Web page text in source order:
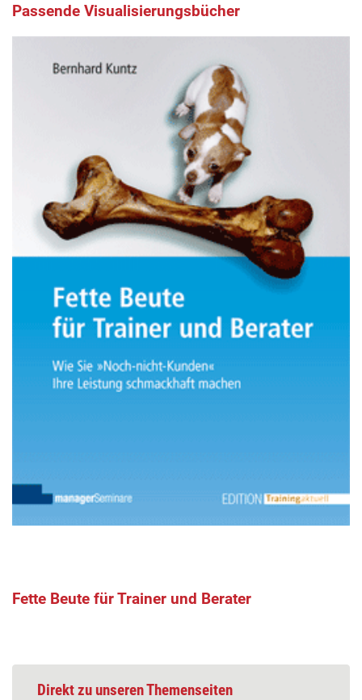
Passende Visualisierungsbücher
Fette Beute für Trainer und Berater
Direkt zu unseren Themenseiten